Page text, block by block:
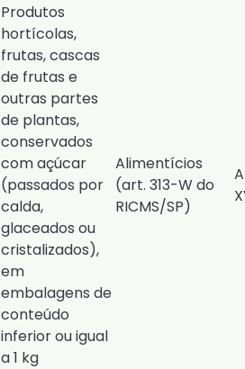
Produtos
hortícolas,
frutas, cascas
de frutas e
outras partes
de plantas,
conservados
com açúcar
(passados por
calda,
glaceados ou
cristalizados),
em
embalagens de
conteúdo
inferior ou igual
a 1 kg
Alimentícios
(art. 313-W do
RICMS/SP)